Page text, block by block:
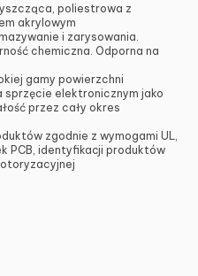
poliestrowa z
akrylowym
i zarysowania.
chemiczna. Odporna na
gamy powierzchni
elektronicznym jako
przez cały okres
zgodnie z wymogami UL,
PCB, identyfikacji produktów